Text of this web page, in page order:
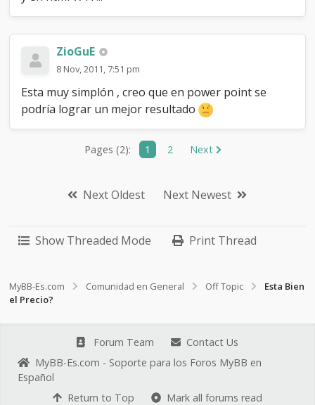
ZioGuE
8 Nov, 2011, 7:51 pm
Esta muy simplón , creo que en power point se
podría lograr un mejor resultado
Pages (2): 1 2 Next
Next Oldest Next Newest
Show Threaded Mode Print Thread
MyBB-Es.com Comunidad en General Off Topic
Esta Bien
el Precio?
Forum Team
Contact Us
MyBB-Es.com - Soporte para los Foros MyBB en
Español
Return to Top
Mark all forums read